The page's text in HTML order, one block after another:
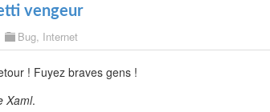
vengeur
Bug, Internet
! Fuyez braves gens !
Xaml.